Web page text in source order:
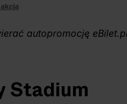
autopromocję
Stadium